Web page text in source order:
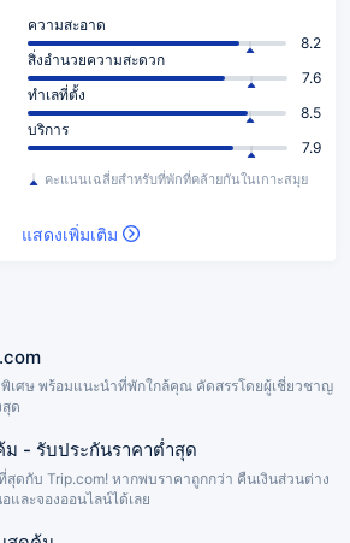
ความสะอาด
8.2
สิ่งอำนวยความสะดวก
7.6
ทำเลที่ตั้ง
8.5
บริการ
7.9
คะแนนเฉลี่ยสำหรับที่พักที่คล้ายกันในเกาะสมุย
แสดงเพิ่มเติม
พิเศษ พร้อมแนะนำที่พักใกล้คุณ คัดสรรโดยผู้เชี่ยวชาญ
ด
ม - รับประกันราคาต่ำสุด
สุดกับ Trip.com! หากพบราคาถูกกว่า คืนเงินส่วนต่าง
และจองออนไลน์ได้เลย